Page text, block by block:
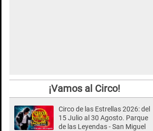
¡Vamos al Circo!
Circo de las Estrellas 2026: del
15 Julio al 30 Agosto. Parque
de las Leyendas - San Miguel